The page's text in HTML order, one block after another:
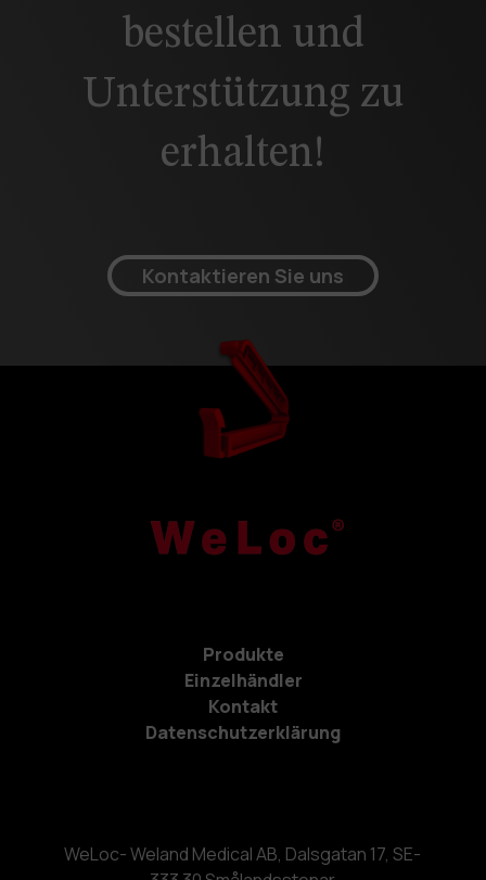
bestellen und
Unterstützung zu
erhalten!
Kontaktieren Sie uns
Produkte
Einzelhändler
Kontakt
Datenschutzerklärung
WeLoc- Weland Medical AB, Dalsgatan 17, SE-